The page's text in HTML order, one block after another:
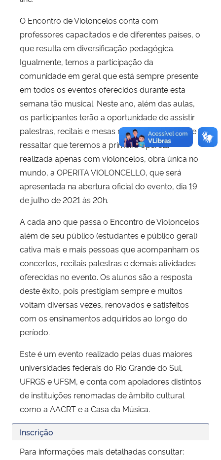
O Encontro de Violoncelos conta com
professores capacitados e de diferentes países, o
que resulta em diversificação pedagógica.
Igualmente, temos a participação da
comunidade em geral que está sempre presente
em todos os eventos oferecidos durante esta
semana tão musical. Neste ano, além das aulas,
os participantes terão a oportunidade de assistir
palestras, recitais e mesas redondas. Importante
ressaltar que teremos a primeira opereta
realizada apenas com violoncelos, obra única no
mundo, a OPERITA VIOLONCELLO, que será
apresentada na abertura oficial do evento, dia 19
de julho de 2021 às 20h.
A cada ano que passa o Encontro de Violoncelos
além de seu público (estudantes e público geral)
cativa mais e mais pessoas que acompanham os
concertos, recitais palestras e demais atividades
oferecidas no evento. Os alunos são a resposta
deste êxito, pois prestigiam sempre e muitos
voltam diversas vezes, renovados e satisfeitos
com os ensinamentos adquiridos ao longo do
período.
Este é um evento realizado pelas duas maiores
universidades federais do Rio Grande do Sul,
UFRGS e UFSM, e conta com apoiadores distintos
de instituições renomadas de âmbito cultural
como a AACRT e a Casa da Música.
Inscrição
Para informações mais detalhadas consultar: